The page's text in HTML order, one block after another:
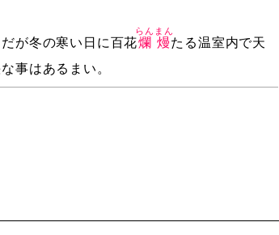
が冬の寒い日に百花爛熳
らんまん
たる温室内で天
事はあるまい。